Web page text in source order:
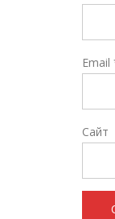
Email
Сайт